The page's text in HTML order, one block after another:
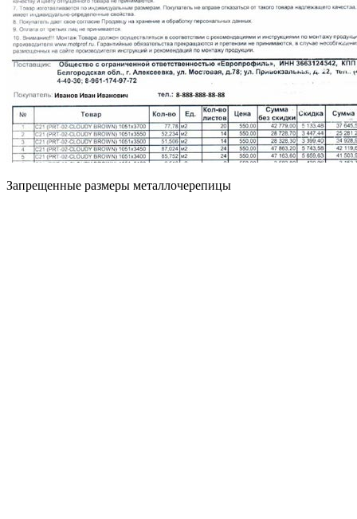
Запрещенные размеры металлочерепицы